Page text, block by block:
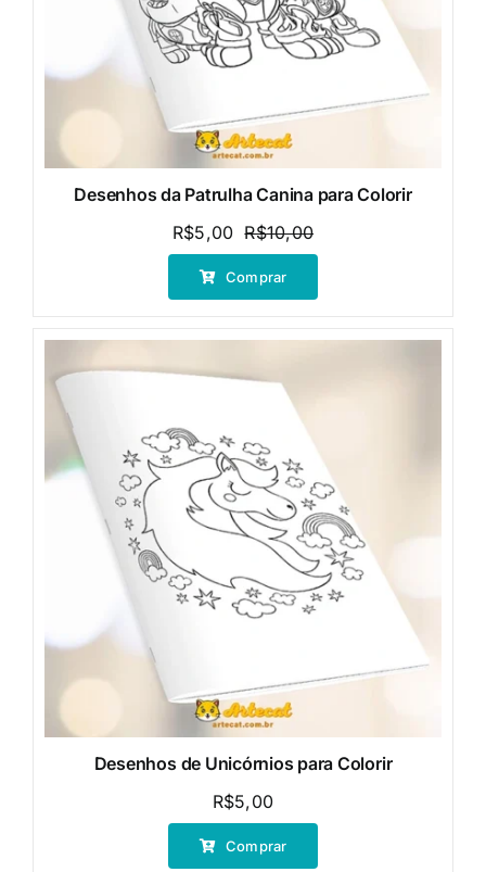
Desenhos da Patrulha Canina para Colorir
R$10,00O
preço
era:
R$5,00
O
preço
é:
Comprar
Desenhos de Unicórnios para Colorir
R$5,00
Comprar